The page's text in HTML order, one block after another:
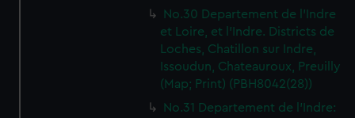
No.30 Departement de l'Indre
et Loire, et l'Indre. Districts de
Loches, Chatillon sur Indre,
Issoudun, Chateauroux, Preuilly
(Map; Print) (PBH8042(28))
No.31 Departement de l'Indre: